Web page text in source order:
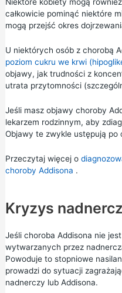
Niektóre kobiety mogą
całkowicie pominąć niektóre
mogą przejść okres
U niektórych osób z chorobą
poziom cukru we krwi
objawy, jak trudności z
utrata przytomności
Jeśli masz objawy choroby
lekarzem rodzinnym, aby
Objawy te zwykle ustępują po
Przeczytaj więcej o
choroby Addisona .
Kryzys
Jeśli choroba Addisona nie
wytwarzanych przez
Powoduje to stopniowe
prowadzi do sytuacji
nadnerczy lub Addisona.